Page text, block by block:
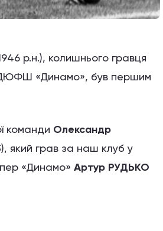
р.н.), колишнього гравця
«Динамо», був першим
команди Олександр
який грав за наш клуб у
«Динамо» Артур РУДЬКО